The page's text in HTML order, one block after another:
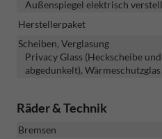
Außenspiegel elektrisch
Herstellerpaket
Scheiben, Verglasung
Privacy Glass (Heckscheibe
abgedunkelt), Wärmeschutzglas
Räder & Technik
Bremsen